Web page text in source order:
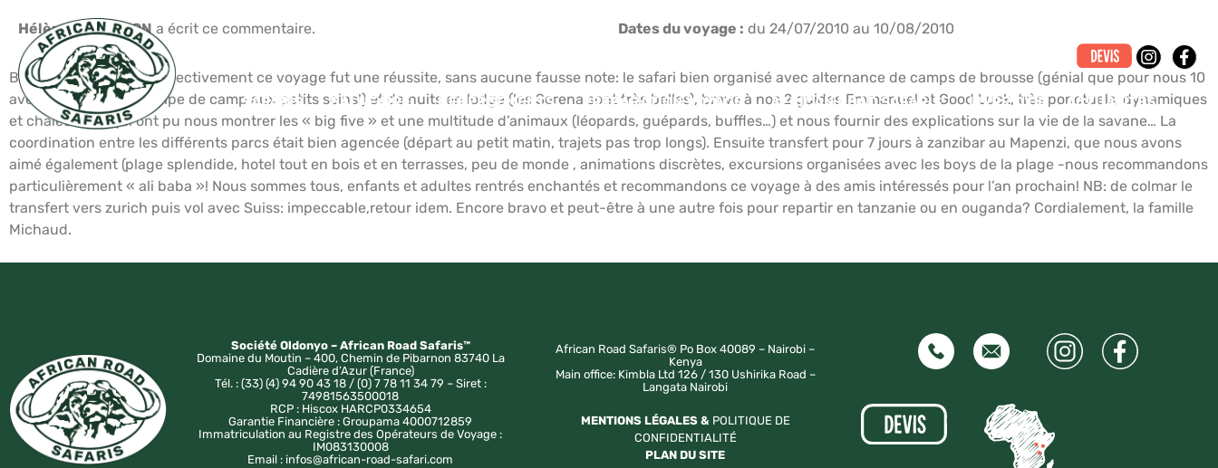
SAFARIS BALNÉAIRE HÉBERGEMENTS PRÉPARATION VOYAGE AFRICAN ROAD SAFARIS LIVRE D’OR ACTUALITÉS
Hélène BOCHATON a écrit ce commentaire. Dates du voyage : du 24/07/2010 au 10/08/2010
Bonjour Mr de Pazzis, effectivement ce voyage fut une réussite, sans aucune fausse note: le safari bien organisé avec alternance de camps de brousse (génial que pour nous 10
avec feu de camp, équipe de camp aux petits soins!) et de nuits en lodge (les Serena sont très belles), bravo à nos 2 guides Emmanuel et Good Luck, très ponctuels, dynamiques
et chaleureux, qui ont pu nous montrer les « big five » et une multitude d’animaux (léopards, guépards, buffles…) et nous fournir des explications sur la vie de la savane… La
coordination entre les différents parcs était bien agencée (départ au petit matin, trajets pas trop longs). Ensuite transfert pour 7 jours à zanzibar au Mapenzi, que nous avons
aimé également (plage splendide, hotel tout en bois et en terrasses, peu de monde , animations discrètes, excursions organisées avec les boys de la plage -nous recommandons
particulièrement « ali baba »! Nous sommes tous, enfants et adultes rentrés enchantés et recommandons ce voyage à des amis intéressés pour l’an prochain! NB: de colmar le
transfert vers zurich puis vol avec Suiss: impeccable,retour idem. Encore bravo et peut-être à une autre fois pour repartir en tanzanie ou en ouganda? Cordialement, la famille
Michaud.
Société Oldonyo – African Road Safaris™
Domaine du Moutin – 400, Chemin de Pibarnon 83740 La
Cadière d’Azur (France)
Tél. : (33) (4) 94 90 43 18 / (0) 7 78 11 34 79 – Siret :
74981563500018
RCP : Hiscox HARCP0334654
Garantie Financière : Groupama 4000712859
Immatriculation au Registre des Opérateurs de Voyage :
IM083130008
Email : infos@african-road-safari.com
African Road Safaris® Po Box 40089 – Nairobi –
Kenya
Main office: Kimbla Ltd 126 / 130 Ushirika Road –
Langata Nairobi
MENTIONS LÉGALES & POLITIQUE DE
CONFIDENTIALITÉ
PLAN DU SITE